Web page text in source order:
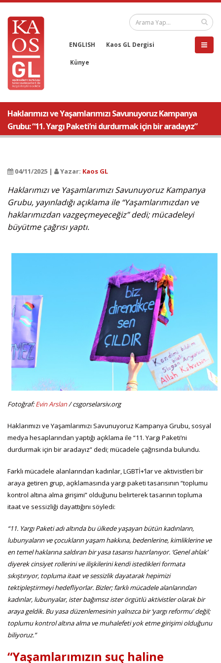
ENGLISH Kaos GL Dergisi
Künye
Haklarımızı ve Yaşamlarımızı Savunuyoruz Kampanya
Grubu: “11. Yargı Paketi’ni durdurmak için bir aradayız”
04/11/2025 | Yazar: Kaos GL
Haklarımızı ve Yaşamlarımızı Savunuyoruz Kampanya
Grubu, yayınladığı açıklama ile “Yaşamlarımızdan ve
haklarımızdan vazgeçmeyeceğiz” dedi; mücadeleyi
büyütme çağrısı yaptı.
Fotoğraf:Evin Arslan/ csgorselarsiv.org
Haklarımızı ve Yaşamlarımızı Savunuyoruz Kampanya Grubu, sosyal
medya hesaplarından yaptığı açıklama ile “11. Yargı Paketi’ni
durdurmak için bir aradayız” dedi; mücadele çağrısında bulundu.
Farklı mücadele alanlarından kadınlar, LGBTİ+’lar ve aktivistleri bir
araya getiren grup, açıklamasında yargı paketi tasarısının “toplumu
kontrol altına alma girişimi” olduğunu belirterek tasarının topluma
itaat ve sessizliği dayattığını söyledi:
“11. Yargı Paketi adı altında bu ülkede yaşayan bütün kadınların,
lubunyaların ve çocukların yaşam hakkına, bedenlerine, kimliklerine ve
en temel haklarına saldıran bir yasa tasarısı hazırlanıyor. ‘Genel ahlak’
diyerek cinsiyet rollerini ve ilişkilerini kendi istedikleri formata
sıkıştırıyor, topluma itaat ve sessizlik dayatarak hepimizi
tektipleştirmeyi hedefliyorlar. Bizler; farklı mücadele alanlarından
kadınlar, lubunyalar, ister bağımsız ister örgütlü aktivistler olarak bir
araya geldik. Bu yasa düzenlemesinin yalnızca bir ‘yargı reformu’ değil;
toplumu kontrol altına alma ve muhalefeti yok etme girişimi olduğunu
biliyoruz.”
“Yaşamlarımızın suç haline